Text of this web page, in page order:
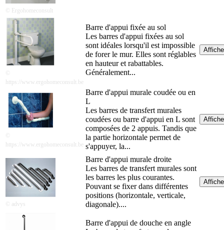
© Ergohomeconsult
https://www.ergohomeconsult.be
Barre d'appui fixée au sol
Les barres d'appui fixées au sol
sont idéales lorsqu'il est impossible
de forer le mur. Elles sont réglables
en hauteur et rabattables.
Généralement...
https://www.ergohomeconsult.be
Barre d'appui murale coudée ou en
L
Les barres de transfert murales
coudées ou barre d'appui en L sont
composées de 2 appuis. Tandis que
la partie horizontale permet de
s'appuyer, la...
© advys
Barre d'appui murale droite
Les barres de transfert murales sont
les barres les plus courantes.
Pouvant se fixer dans différentes
positions (horizontale, verticale,
diagonale)....
Barre d'appui de douche en angle